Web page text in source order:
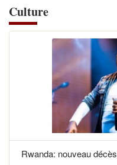
Culture
Rwanda: nouveau